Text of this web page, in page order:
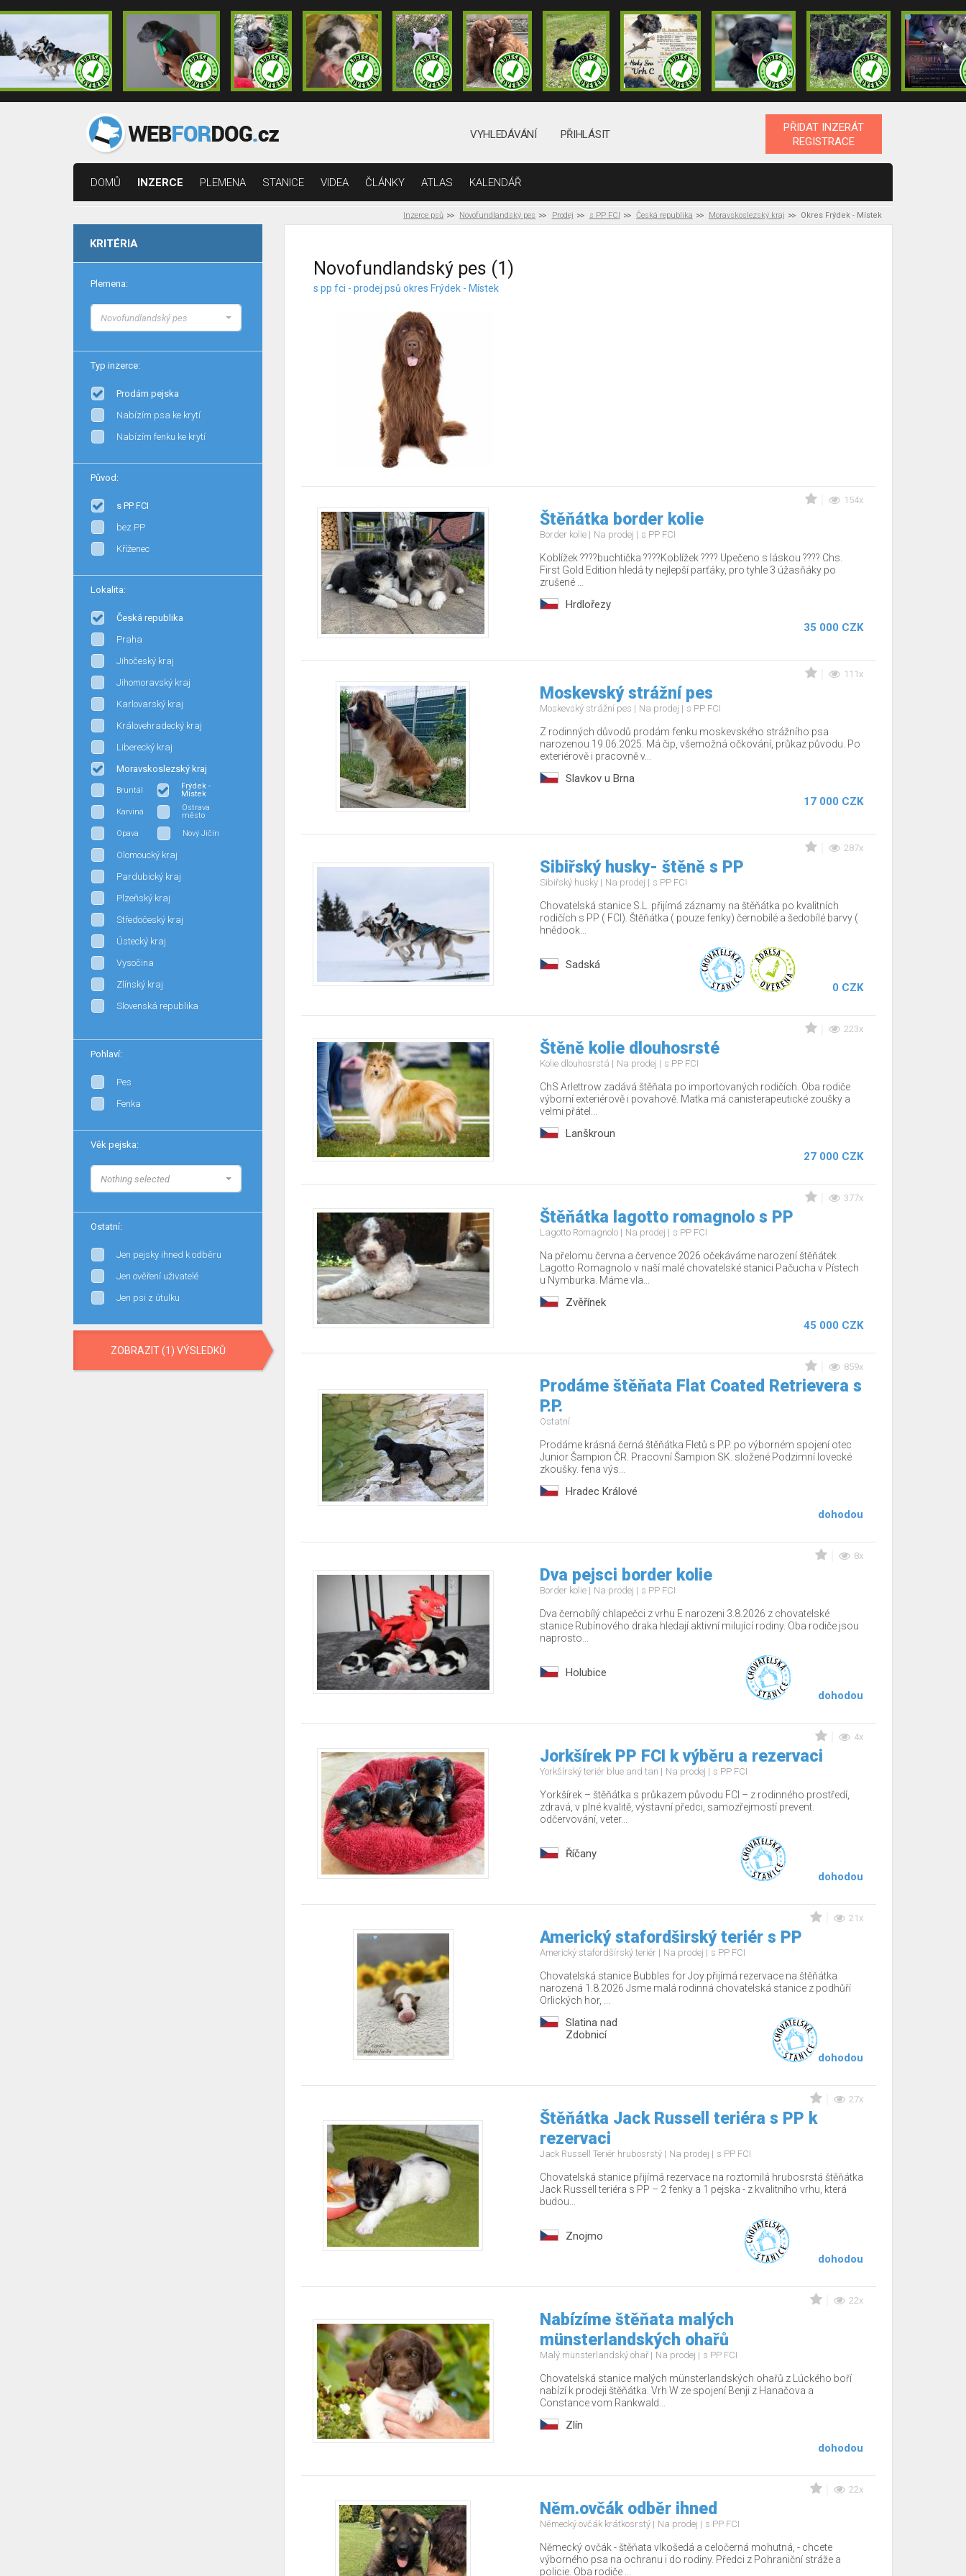
VYHLEDÁVÁNÍ PŘIHLÁSIT
PŘIDAT INZERÁT
REGISTRACE
DOMŮ INZERCE PLEMENA STANICE VIDEA ČLÁNKY ATLAS KALENDÁŘ
Inzerce psů Novofundlandský pes Prodej s PP FCI Česká republika Moravskoslezský kraj Okres Frýdek - Místek
KRITÉRIA
Plemena:
Novofundlandský pes
Typ inzerce:
Prodám pejska
Nabízím psa ke krytí
Nabízím fenku ke krytí
Původ:
s PP FCI
bez PP
Kříženec
Lokalita:
Česká republika
Praha
Jihočeský kraj
Jihomoravský kraj
Karlovarský kraj
Královehradecký kraj
Liberecký kraj
Moravskoslezský kraj
Bruntál
Frýdek -
Místek
Karviná
Ostrava
město
Opava
Nový Jičín
Olomoucký kraj
Pardubický kraj
Plzeňský kraj
Středočeský kraj
Ústecký kraj
Vysočina
Zlínský kraj
Slovenská republika
Pohlaví:
Pes
Fenka
Věk pejska:
Nothing selected
Ostatní:
Jen pejsky ihned k odběru
Jen ověření uživatelé
Jen psi z útulku
ZOBRAZIT (1) VÝSLEDKŮ
Novofundlandský pes (1)
s pp fci - prodej psů okres Frýdek - Místek
154x
Štěňátka border kolie
Border kolie Na prodej s PP FCI
Koblížek ????buchtička ????Koblížek ???? Upečeno s láskou ???? Chs.
First Gold Edition hledá ty nejlepší parťáky, pro tyhle 3 úžasňáky po
zrušené ...
Hrdlořezy
35 000 CZK
111x
Moskevský strážní pes
Moskevský strážní pes Na prodej s PP FCI
Z rodinných důvodů prodám fenku moskevského strážního psa
narozenou 19.06.2025. Má čip, všemožná očkování, průkaz původu. Po
exteriérově i pracovně v...
Slavkov u Brna
17 000 CZK
287x
Sibiřský husky- štěně s PP
Sibiřský husky Na prodej s PP FCI
Chovatelská stanice S.L. přijímá záznamy na štěňátka po kvalitních
rodičích s PP ( FCI). Štěňátka ( pouze fenky) černobílé a šedobílé barvy (
hnědook...
Sadská
0 CZK
223x
Štěně kolie dlouhosrsté
Kolie dlouhosrstá Na prodej s PP FCI
ChS Arlettrow zadává štěňata po importovaných rodičích. Oba rodiče
výborní exteriérově i povahově. Matka má canisterapeutické zoušky a
velmi přátel...
Lanškroun
27 000 CZK
377x
Štěňátka lagotto romagnolo s PP
Lagotto Romagnolo Na prodej s PP FCI
Na přelomu června a července 2026 očekáváme narození štěňátek
Lagotto Romagnolo v naší malé chovatelské stanici Pačucha v Pístech
u Nymburka. Máme vla...
Zvěřínek
45 000 CZK
859x
Prodáme štěňata Flat Coated Retrievera s
P.P.
Ostatní
Prodáme krásná černá štěňátka Fletů s P.P. po výborném spojení otec
Junior Šampion ČR. Pracovní Šampion SK. složené Podzimní lovecké
zkoušky. fena výs...
Hradec Králové
dohodou
8x
Dva pejsci border kolie
Border kolie Na prodej s PP FCI
Dva černobílý chlapečci z vrhu E narozeni 3.8.2026 z chovatelské
stanice Rubínového draka hledají aktivní milující rodiny. Oba rodiče jsou
naprosto...
Holubice
dohodou
4x
Jorkšírek PP FCI k výběru a rezervaci
Yorkšírský teriér blue and tan Na prodej s PP FCI
Yorkšírek – štěňátka s průkazem původu FCI – z rodinného prostředí,
zdravá, v plné kvalitě, výstavní předci, samozřejmostí prevent.
odčervování, veter...
Říčany
dohodou
21x
Americký stafordširský teriér s PP
Americký stafordšírský teriér Na prodej s PP FCI
Chovatelská stanice Bubbles for Joy přijímá rezervace na štěňátka
narozená 1.8.2026 Jsme malá rodinná chovatelská stanice z podhůří
Orlických hor, ...
Slatina nad
Zdobnicí
dohodou
27x
Štěňátka Jack Russell teriéra s PP k
rezervaci
Jack Russell Teriér hrubosrstý Na prodej s PP FCI
Chovatelská stanice přijímá rezervace na roztomilá hrubosrstá štěňátka
Jack Russell teriéra s PP – 2 fenky a 1 pejska - z kvalitního vrhu, která
budou...
Znojmo
dohodou
22x
Nabízíme štěňata malých
münsterlandských ohařů
Malý münsterlandský ohař Na prodej s PP FCI
Chovatelská stanice malých münsterlandských ohařů z Lúckého boří
nabízí k prodeji štěňátka. Vrh W ze spojení Benji z Hanačova a
Constance vom Rankwald...
Zlín
dohodou
22x
Něm.ovčák odběr ihned
Německý ovčák krátkosrstý Na prodej s PP FCI
Německý ovčák - štěňata vlkošedá a celočerná mohutná, - chcete
výborného psa na ochranu i do rodiny. Předci z Pohraniční stráže a
policie. Oba rodiče ...